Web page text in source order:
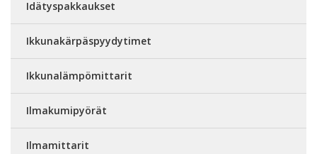
Idätyspakkaukset
Ikkunakärpäspyydytimet
Ikkunalämpömittarit
Ilmakumipyörät
Ilmamittarit